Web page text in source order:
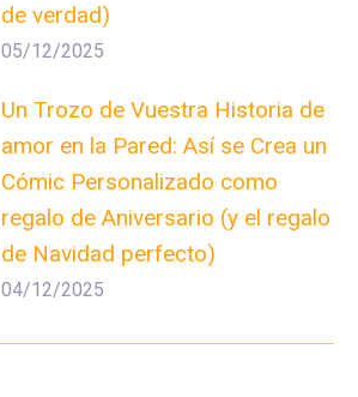
de verdad)
05/12/2025
Un Trozo de Vuestra Historia de
amor en la Pared: Así se Crea un
Cómic Personalizado como
regalo de Aniversario (y el regalo
de Navidad perfecto)
04/12/2025